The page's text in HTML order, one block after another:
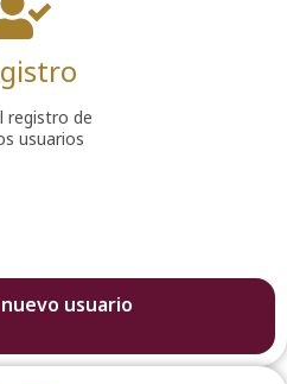
registro de
usuarios
usuario